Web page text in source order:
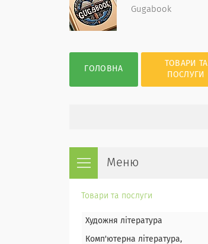
Gugabook
ГОЛОВНА
ТОВАРИ ТА
ПОСЛУГИ
Товари та послуги
Художня література
Комп'ютерна література,